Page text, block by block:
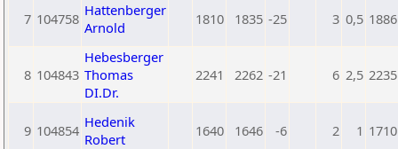
7 104758 Hattenberger
Arnold
1810 1835 -25 3 0,5 1886
8 104843
Hebesberger
Thomas
DI.Dr.
2241 2262 -21 6 2,5 2235
9 104854 Hedenik
Robert
1640 1646 -6 2 1 1710